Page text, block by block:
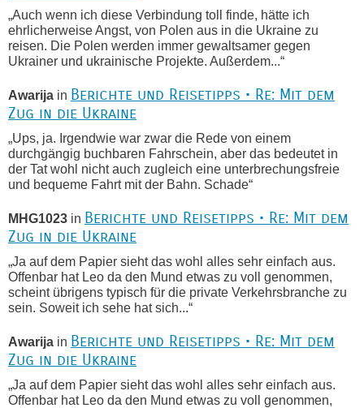
„Auch wenn ich diese Verbindung toll finde, hätte ich
ehrlicherweise Angst, von Polen aus in die Ukraine zu
reisen. Die Polen werden immer gewaltsamer gegen
Ukrainer und ukrainische Projekte. Außerdem...“
Awarija in Berichte und Reisetipps • Re: Mit dem
Zug in die Ukraine
„Ups, ja. Irgendwie war zwar die Rede von einem
durchgängig buchbaren Fahrschein, aber das bedeutet in
der Tat wohl nicht auch zugleich eine unterbrechungsfreie
und bequeme Fahrt mit der Bahn. Schade“
MHG1023 in Berichte und Reisetipps • Re: Mit dem
Zug in die Ukraine
„Ja auf dem Papier sieht das wohl alles sehr einfach aus.
Offenbar hat Leo da den Mund etwas zu voll genommen,
scheint übrigens typisch für die private Verkehrsbranche zu
sein. Soweit ich sehe hat sich...“
Awarija in Berichte und Reisetipps • Re: Mit dem
Zug in die Ukraine
„Ja auf dem Papier sieht das wohl alles sehr einfach aus.
Offenbar hat Leo da den Mund etwas zu voll genommen,